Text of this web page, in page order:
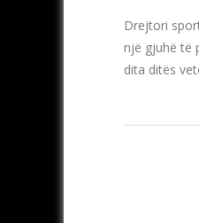
Drejtori
një gjuhë të
dita ditës